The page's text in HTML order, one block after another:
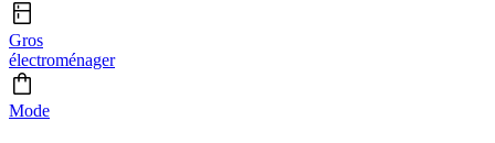
Gros
électroménager
Mode